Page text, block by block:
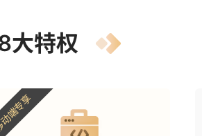
大特权
专享